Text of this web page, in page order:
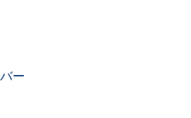
ー